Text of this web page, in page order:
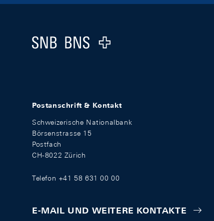
Logo
Postanschrift & Kontakt
Schweizerische Nationalbank
Börsenstrasse 15
Postfach
CH-8022 Zürich
Telefon +41 58 631 00 00
E-MAIL UND WEITERE KONTAKTE